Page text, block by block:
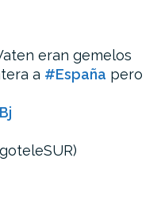
eran gemelos
a #España pero